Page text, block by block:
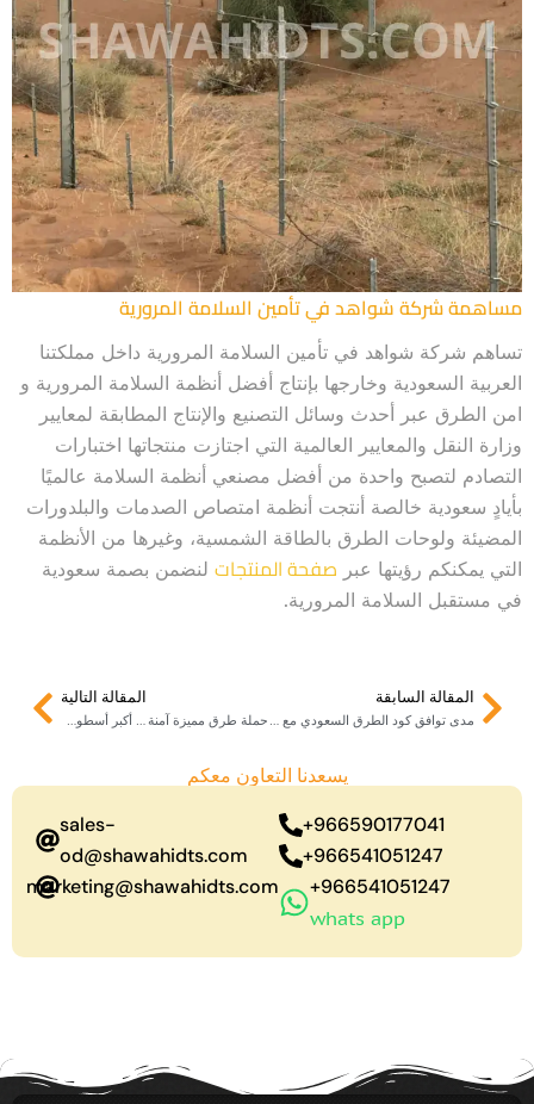
مساهمة شركة شواهد في تأمين السلامة المرورية
تساهم شركة شواهد في تأمين السلامة المرورية داخل مملكتنا
العربية السعودية وخارجها بإنتاج أفضل أنظمة السلامة المرورية و
امن الطرق عبر أحدث وسائل التصنيع والإنتاج المطابقة لمعايير
وزارة النقل والمعايير العالمية التي اجتازت منتجاتها اختبارات
التصادم لتصبح واحدة من أفضل مصنعي أنظمة السلامة عالميًا
بأيادٍ سعودية خالصة أنتجت أنظمة امتصاص الصدمات والبلدورات
المضيئة ولوحات الطرق بالطاقة الشمسية، وغيرها من الأنظمة
التي يمكنكم رؤيتها عبر صفحة المنتجات لنضمن بصمة سعودية
في مستقبل السلامة المرورية.
Prevالمقالة السابقة
مدى توافق كود الطرق السعودي مع أنظمة السلامة المرورية
المقالة التالية
حملة طرق مميزة آمنة … أكبر أسطول مسح على مستوى العالم
يسعدنا التعاون معكم
sales-
od@shawahidts.com
marketing@shawahidts.com
966590177041+
966541051247+
966541051247+
whats app